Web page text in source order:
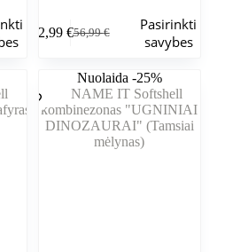
56,99€
Pradinė
buvo:
56,99 €.
42,99 €Dabartinė
yra:
42,99 €.
Pasirinkti
savybes
produktas
variantus.
Variantus
galite
pasirinkti
Nuolaida -25%